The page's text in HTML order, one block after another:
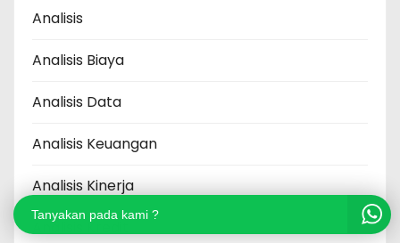
Analisis
Analisis Biaya
Analisis Data
Analisis Keuangan
Analisis Kinerja
Analisis Kredit
Tanyakan pada kami ?